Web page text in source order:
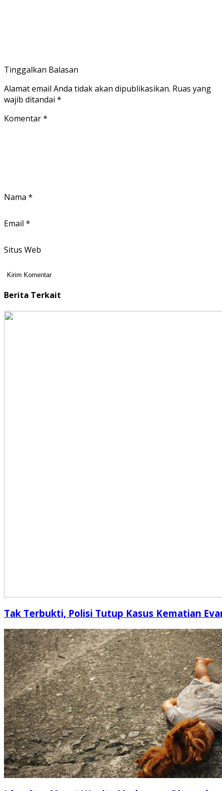
Tinggalkan Balasan
Alamat email Anda tidak akan dipublikasikan. Ruas yang
wajib ditandai *
Komentar*
Nama *
Email *
Situs Web
Berita Terkait
Tak Terbukti, Polisi Tutup Kasus Kematian